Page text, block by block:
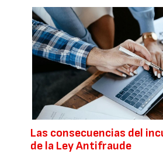
Las consecuencias del
de la Ley Antifraude